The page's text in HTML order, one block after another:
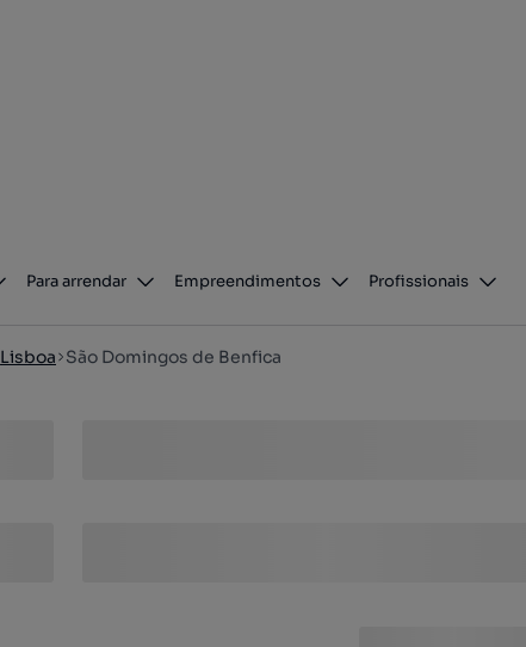
Para arrendar Empreendimentos Profissionais
Lisboa São Domingos de Benfica